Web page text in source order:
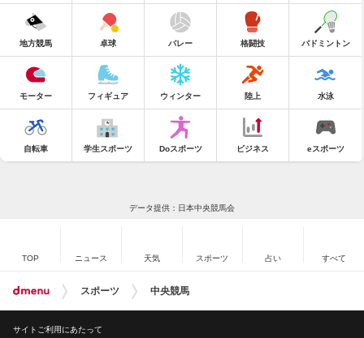
地方競馬 卓球 バレー 格闘技 バドミントン
モーター フィギュア ウィンター 陸上 水泳
自転車 学生スポーツ Doスポーツ ビジネス eスポーツ
データ提供：日本中央競馬会
TOP ニュース 天気 スポーツ 占い すべて
スポーツ 中央競馬
サイトご利用にあたって